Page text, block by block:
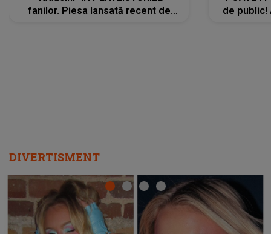
fanilor. Piesa lansată recent de
de public!
DIVERTISMENT